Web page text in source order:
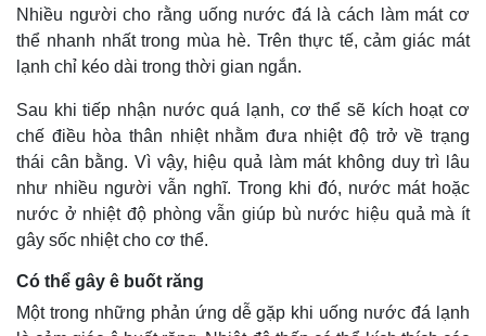
Hồ sơ
E-Magazine
Infographic
Nhiều người cho rằng uống nước đá là cách làm mát cơ
thể nhanh nhất trong mùa hè. Trên thực tế, cảm giác mát
lạnh chỉ kéo dài trong thời gian ngắn.
Sau khi tiếp nhận nước quá lạnh, cơ thể sẽ kích hoạt cơ
chế điều hòa thân nhiệt nhằm đưa nhiệt độ trở về trạng
thái cân bằng. Vì vậy, hiệu quả làm mát không duy trì lâu
như nhiều người vẫn nghĩ. Trong khi đó, nước mát hoặc
nước ở nhiệt độ phòng vẫn giúp bù nước hiệu quả mà ít
gây sốc nhiệt cho cơ thể.
Có thể gây ê buốt răng
Một trong những phản ứng dễ gặp khi uống nước đá lạnh